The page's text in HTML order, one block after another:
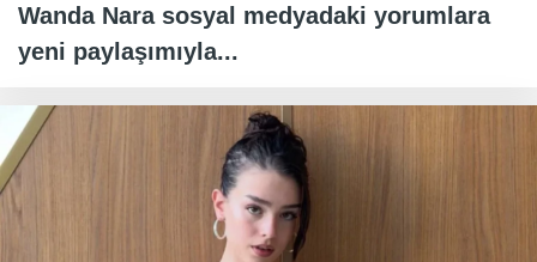
Wanda Nara sosyal medyadaki yorumlara
yeni paylaşımıyla...